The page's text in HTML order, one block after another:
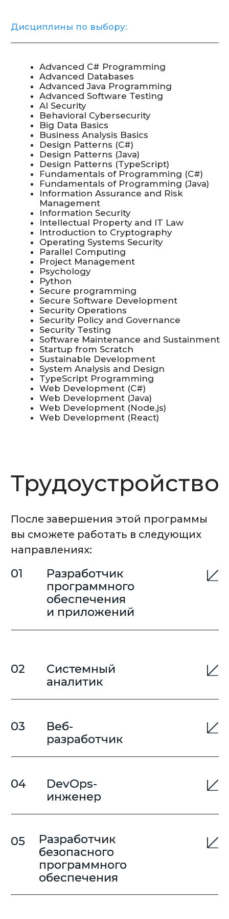
Учебная
программа
и академический
календарь
Учебный план
бакалаврской программы
(трек Back-End
Development)
Изучить
Документ:
Учебный план бакалаврской
программы (трек Front-End
Development)
Изучить
Учебный план бакалаврской
программы (трек Full-Stack
Development)
Документ:
Учебный план бакалаврской
Resilient Software Development)
Изучить
Академический календарь на
2026/2027 учебный год (1 курс)
Академический календарь на
2026/2027 учебный год (2 курс)
Академический календарь на
Нужна
консультация?